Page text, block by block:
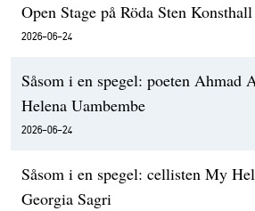
Open Stage på Röda Sten Konsthall
2026-06-24
Såsom i en spegel: poeten Ahmad
Helena Uambembe
2026-06-24
Såsom i en spegel: cellisten My
Georgia Sagri